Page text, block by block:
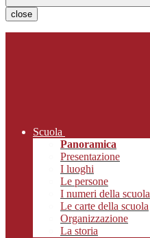
close
Scuola
Panoramica
Presentazione
I luoghi
Le persone
I numeri della scuola
Le carte della scuola
Organizzazione
La storia